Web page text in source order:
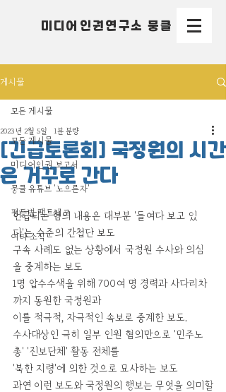
미디어인권연구소 뭉클
게시물
모든 게시물
미디어인권 보고서
뭉클 유튜브 '노으른자'
평등법 팩트체크
여타 소식
모든 게시물
[긴급토론회] 국정원의 시간
은 거꾸로 간다
2023년 2월 5일 1분 분량
언급되는 혐의 내용은 대부분 '들여다 보고 있
다'는 수준의 간첩단 보도
구속 사례도 없는 상황에서 국정원 수사와 의심
을 중계하는 보도
1명 압수수색을 위해 700여 명 경력과 사다리차
까지 동원한 국정원과
이를 적극적, 자극적인 속보로 중계한 보도.
수사대상인 극히 일부 인원 혐의만으로 '민주노
총' '진보단체' 활동 전체를
'북한 지령'에 의한 것으로 묘사하는 보도
과연 이런 보도와 국정원의 행보는 무엇을 의미할